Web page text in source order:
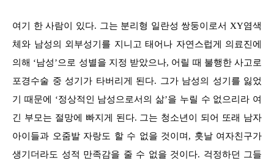
여기 한 사람이 있다. 그는 분리형 일란성 쌍둥이로서 XY염색
체와 남성의 외부성기를 지니고 태어나 자연스럽게 의료진에
의해 ‘남성’으로 성별을 지정 받았으나, 어릴 때 불행한 사고로
포경수술 중 성기가 타버리게 된다. 그가 남성의 성기를 잃었
기 때문에 ‘정상적인 남성으로서의 삶’을 누릴 수 없으리라 여
긴 부모는 절망에 빠지게 된다. 그는 청소년이 되어 또래 남자
아이들과 오줌발 자랑도 할 수 없을 것이며, 훗날 여자친구가
생기더라도 성적 만족감을 줄 수 없을 것이다. 걱정하던 그들